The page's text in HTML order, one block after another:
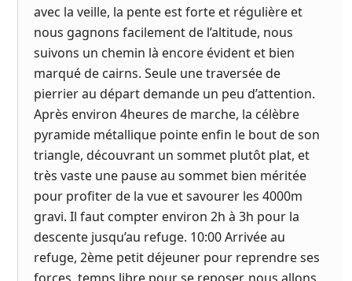
avec la veille, la pente est forte et régulière et
nous gagnons facilement de l’altitude, nous
suivons un chemin là encore évident et bien
marqué de cairns. Seule une traversée de
pierrier au départ demande un peu d’attention.
Après environ 4heures de marche, la célèbre
pyramide métallique pointe enfin le bout de son
triangle, découvrant un sommet plutôt plat, et
très vaste une pause au sommet bien méritée
pour profiter de la vue et savourer les 4000m
gravi. Il faut compter environ 2h à 3h pour la
descente jusqu’au refuge. 10:00 Arrivée au
refuge, 2ème petit déjeuner pour reprendre ses